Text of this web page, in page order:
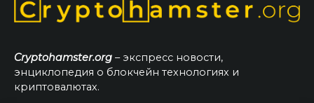
Cryptohamster.org – экспресс новости,
энциклопедия о блокчейн технологиях и
криптовалютах.